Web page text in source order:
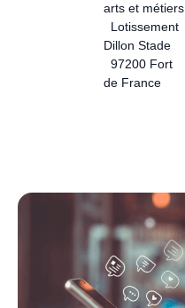
arts et métiers
Lotissement
Dillon Stade
97200 Fort
de France